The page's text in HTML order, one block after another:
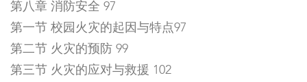
第八章 消防安全 97
第一节 校园火灾的起因与特点97
第二节 火灾的预防 99
第三节 火灾的应对与救援 102